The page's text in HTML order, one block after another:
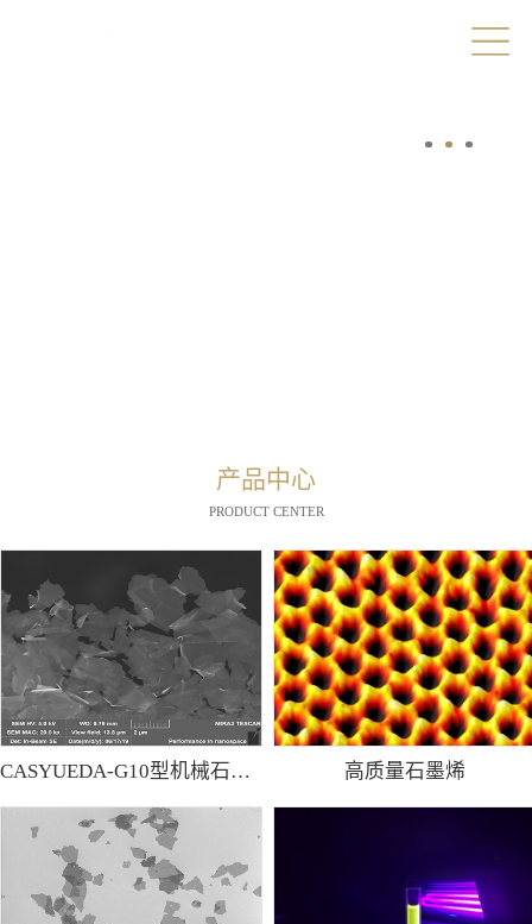
产品中心
PRODUCT CENTER
CASYUEDA-G10型机械石墨烯粉 高质量石墨烯